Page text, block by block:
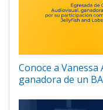
Conoce a
ganadora de un